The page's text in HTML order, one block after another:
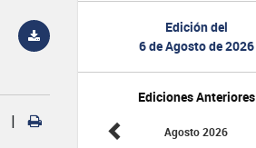
Edición del
6 de Agosto de 2026
Ediciones Anteriores
Agosto 2026
|